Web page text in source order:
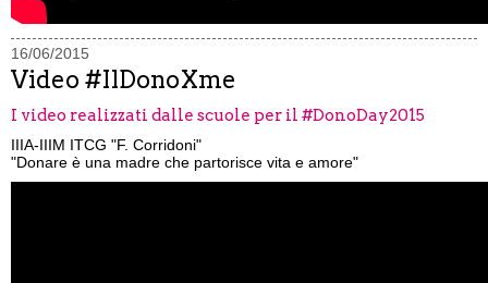
16/06/2015
Video #IlDonoXme
I video realizzati dalle scuole per il #DonoDay2015
IIIA-IIIM ITCG "F. Corridoni"
"Donare è una madre che partorisce vita e amore"